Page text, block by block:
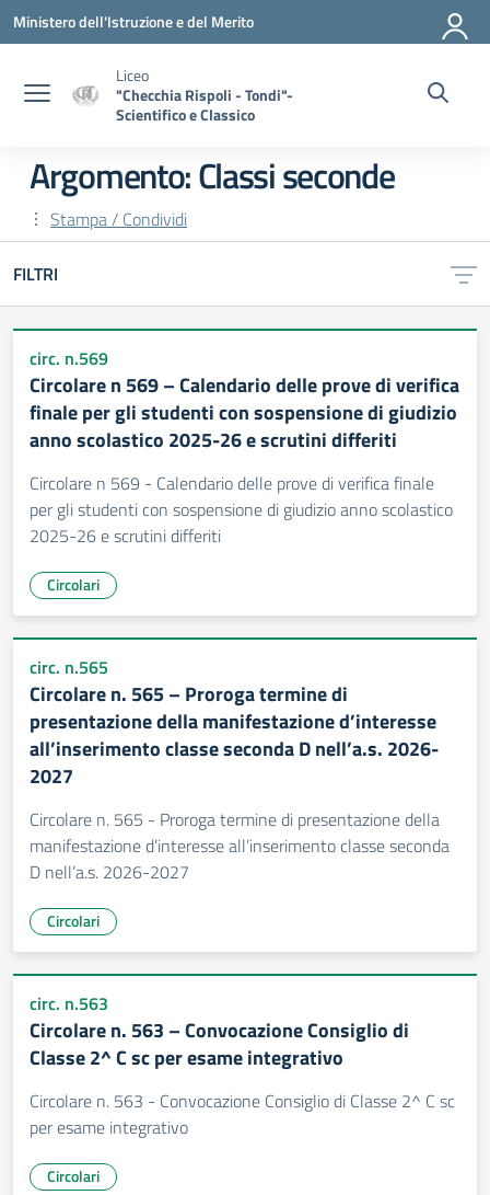
Vai ai contenuti
Vai al menu di navigazione
Vai al footer
Ministero dell'Istruzione e del Merito
Liceo
"Checchia Rispoli - Tondi"-
Scientifico e Classico
Argomento: Classi seconde
Stampa / Condividi
FILTRI
circ. n.569
Circolare n 569 – Calendario delle prove di verifica
finale per gli studenti con sospensione di giudizio
anno scolastico 2025-26 e scrutini differiti
Circolare n 569 - Calendario delle prove di verifica finale
per gli studenti con sospensione di giudizio anno scolastico
2025-26 e scrutini differiti
Circolari
circ. n.565
Circolare n. 565 – Proroga termine di
presentazione della manifestazione d’interesse
all’inserimento classe seconda D nell’a.s. 2026-
2027
Circolare n. 565 - Proroga termine di presentazione della
manifestazione d’interesse all’inserimento classe seconda
D nell’a.s. 2026-2027
Circolari
circ. n.563
Circolare n. 563 – Convocazione Consiglio di
Classe 2^ C sc per esame integrativo
Circolare n. 563 - Convocazione Consiglio di Classe 2^ C sc
per esame integrativo
Circolari